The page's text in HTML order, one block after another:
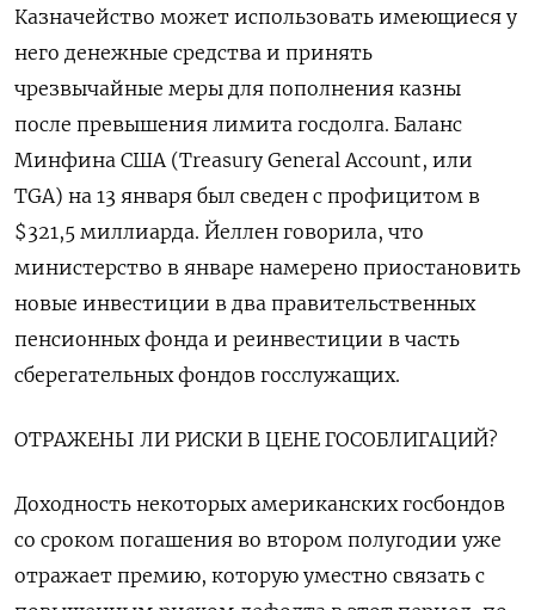
Казначейство может использовать имеющиеся у
него денежные средства и принять
чрезвычайные меры для пополнения казны
после превышения лимита госдолга. Баланс
Минфина США (Treasury General Account, или
TGA) на 13 января был сведен с профицитом в
$321,5 миллиарда. Йеллен говорила, что
министерство в январе намерено приостановить
новые инвестиции в два правительственных
пенсионных фонда и реинвестиции в часть
сберегательных фондов госслужащих.
ОТРАЖЕНЫ ЛИ РИСКИ В ЦЕНЕ ГОСОБЛИГАЦИЙ?
Доходность некоторых американских госбондов
со сроком погашения во втором полугодии уже
отражает премию, которую уместно связать с